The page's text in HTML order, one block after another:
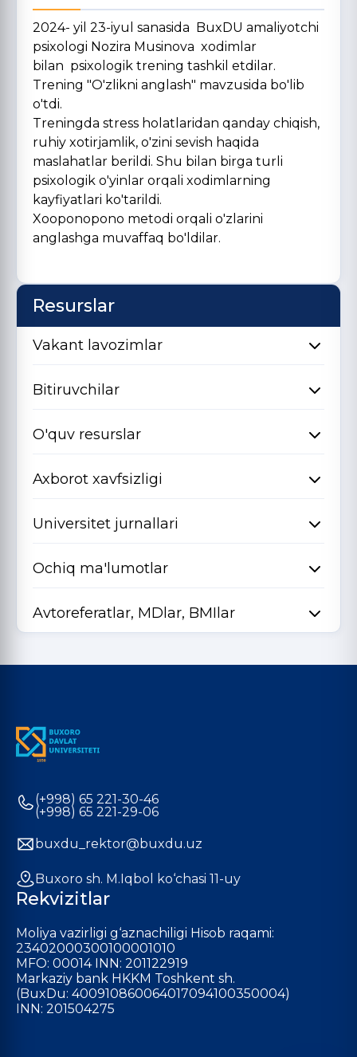
2024- yil 23-iyul sanasida BuxDU amaliyotchi
psixologi Nozira Musinova xodimlar
bilan psixologik trening tashkil etdilar.
Trening "O'zlikni anglash" mavzusida bo'lib
o'tdi.
Treningda stress holatlaridan qanday chiqish,
ruhiy xotirjamlik, o'zini sevish haqida
maslahatlar berildi. Shu bilan birga turli
psixologik o'yinlar orqali xodimlarning
kayfiyatlari ko'tarildi.
Xooponopono metodi orqali o'zlarini
anglashga muvaffaq bo'ldilar.
Resurslar
Vakant lavozimlar
Bitiruvchilar
O'quv resurslar
Axborot xavfsizligi
Universitet jurnallari
Ochiq ma'lumotlar
Avtoreferatlar, MDlar, BMIlar
(+998) 65 221-30-46
(+998) 65 221-29-06
buxdu_rektor@buxdu.uz
Buxoro sh. M.Iqbol ko‘chasi 11-uy
Rekvizitlar
Moliya vazirligi g‘aznachiligi Hisob raqami:
23402000300100001010
MFO: 00014 INN: 201122919
Markaziy bank HKKM Toshkent sh.
(BuxDu: 400910860064017094100350004)
INN: 201504275